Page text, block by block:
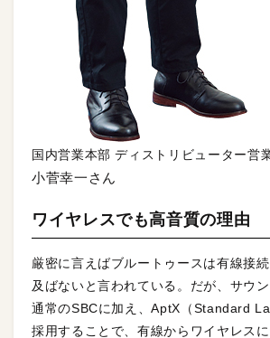
国内営業本部 ディストリビューター営
小菅幸一さん
ワイヤレスでも高音質の理由
厳密に言えばブルートゥースは有線接
及ばないと言われている。だが、サウ
通常のSBCに加え、AptX（Standard
採用することで、有線からワイヤレス